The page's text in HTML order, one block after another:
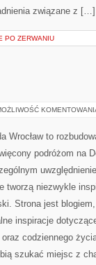
związane z […]
PO ZERWANIU
Wrocław to
podróżom na
tworzą niezwykle
Strona jest
inspiracje
codziennego
szukać miejsc z